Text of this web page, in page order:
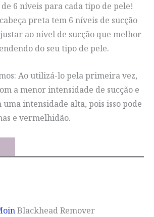
de 6 níveis para cada tipo de pele!
preta tem 6 níveis de sucção
ao nível de sucção que melhor
do seu tipo de pele.
Ao utilizá-lo pela primeira vez,
a menor intensidade de sucção e
uma intensidade alta, pois isso pode
e vermelhidão.
Blackhead Remover